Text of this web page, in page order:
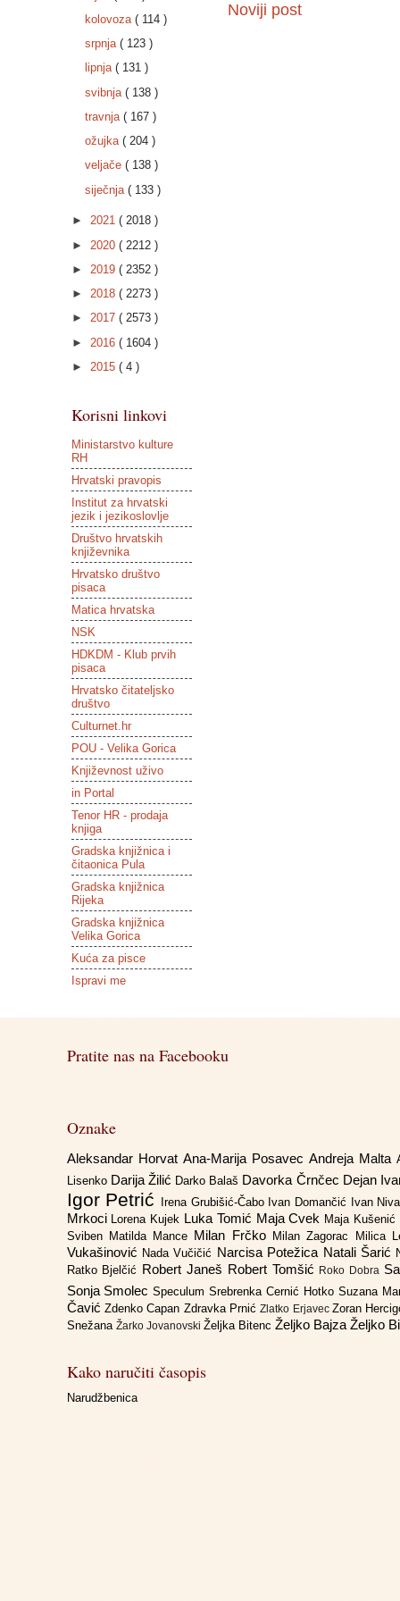
Noviji post
kolovoza ( 114 )
srpnja ( 123 )
lipnja ( 131 )
svibnja ( 138 )
travnja ( 167 )
ožujka ( 204 )
veljače ( 138 )
siječnja ( 133 )
► 2021 ( 2018 )
► 2020 ( 2212 )
► 2019 ( 2352 )
► 2018 ( 2273 )
► 2017 ( 2573 )
► 2016 ( 1604 )
► 2015 ( 4 )
Korisni linkovi
Ministarstvo kulture
RH
Hrvatski pravopis
Institut za hrvatski
jezik i jezikoslovlje
Društvo hrvatskih
književnika
Hrvatsko društvo
pisaca
Matica hrvatska
NSK
HDKDM - Klub prvih
pisaca
Hrvatsko čitateljsko
društvo
Culturnet.hr
POU - Velika Gorica
Književnost uživo
in Portal
Tenor HR - prodaja
knjiga
Gradska knjižnica i
čitaonica Pula
Gradska knjižnica
Rijeka
Gradska knjižnica
Velika Gorica
Kuća za pisce
Ispravi me
Pratite nas na Facebooku
Oznake
Aleksandar Horvat Ana-Marija Posavec Andreja Malta
Lisenko Darija Žilić Darko Balaš Davorka Črnčec Dejan
Igor Petrić Irena Grubišić-Čabo Ivan Domančić Ivan
Mrkoci Lorena Kujek Luka Tomić Maja Cvek Maja
Sviben Matilda Mance Milan Frčko Milan Zagorac Milica
Vukašinović Nada Vučičić Narcisa Potežica Natali Šarić
Ratko Bjelčić Robert Janeš Robert Tomšić Roko Dobra
Sonja SmolecSpeculumSrebrenka Cernić Hotko Suzana
Čavić Zdenko Capan Zdravka PrnićZlatko Erjavec Zoran
Snežana Žarko Jovanovski Željka Bitenc Željko Bajza Željko
Kako naručiti časopis
Narudžbenica